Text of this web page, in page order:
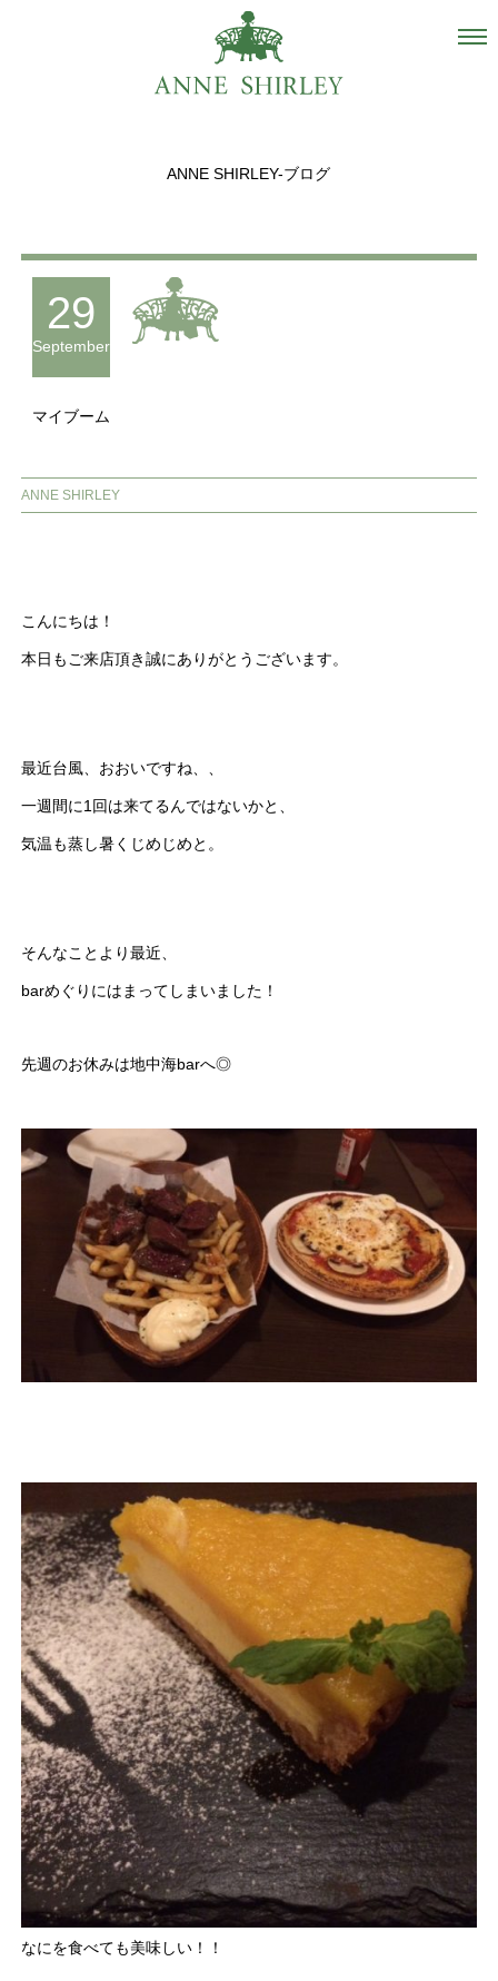
Salon
recommend
ANNE SHIRLEY-ブログ
29
September
マイブーム
ANNE SHIRLEY
こんにちは！
本日もご来店頂き誠にありがとうございます。
最近台風、おおいですね、、
一週間に1回は来てるんではないかと、
気温も蒸し暑くじめじめと。
そんなことより最近、
barめぐりにはまってしまいました！
先週のお休みは地中海barへ◎
なにを食べても美味しい！！